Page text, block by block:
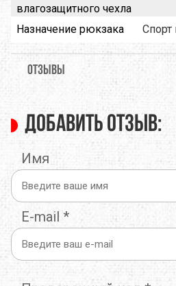
влагозащитного чехла
Назначение рюкзака
Спорт
ОТЗЫВЫ
Добавить отзыв:
Имя
E-mail *